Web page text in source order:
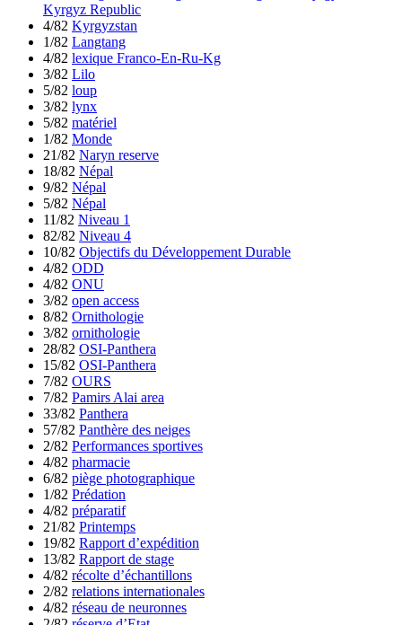
Kyrgyz Republic
4/82 Kyrgyzstan
1/82 Langtang
4/82 lexique Franco-En-Ru-Kg
3/82 Lilo
5/82 loup
3/82 lynx
5/82 matériel
1/82 Monde
21/82 Naryn reserve
18/82 Népal
9/82 Népal
5/82 Népal
11/82 Niveau 1
82/82 Niveau 4
10/82 Objectifs du Développement Durable
4/82 ODD
4/82 ONU
3/82 open access
8/82 Ornithologie
3/82 ornithologie
28/82 OSI-Panthera
15/82 OSI-Panthera
7/82 OURS
7/82 Pamirs Alai area
33/82 Panthera
57/82 Panthère des neiges
2/82 Performances sportives
4/82 pharmacie
6/82 piège photographique
1/82 Prédation
4/82 préparatif
21/82 Printemps
19/82 Rapport d’expédition
13/82 Rapport de stage
4/82 récolte d’échantillons
2/82 relations internationales
4/82 réseau de neuronnes